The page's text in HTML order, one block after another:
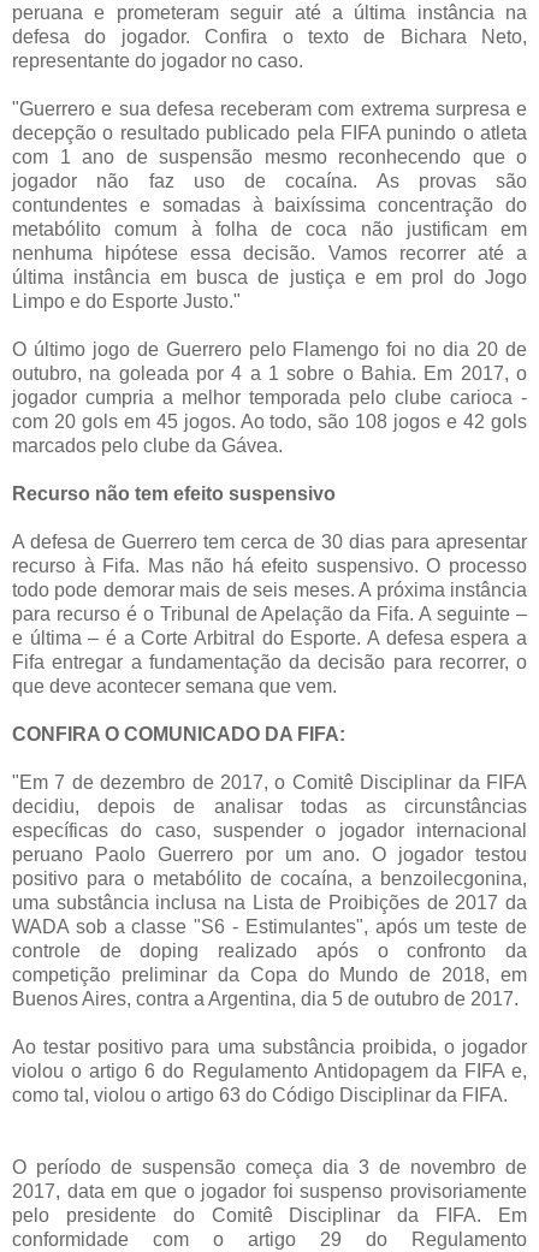
peruana e prometeram seguir até a última instância na
defesa do jogador. Confira o texto de Bichara Neto,
representante do jogador no caso.
"Guerrero e sua defesa receberam com extrema surpresa e
decepção o resultado publicado pela FIFA punindo o atleta
com 1 ano de suspensão mesmo reconhecendo que o
jogador não faz uso de cocaína. As provas são
contundentes e somadas à baixíssima concentração do
metabólito comum à folha de coca não justificam em
nenhuma hipótese essa decisão. Vamos recorrer até a
última instância em busca de justiça e em prol do Jogo
Limpo e do Esporte Justo."
O último jogo de Guerrero pelo Flamengo foi no dia 20 de
outubro, na goleada por 4 a 1 sobre o Bahia. Em 2017, o
jogador cumpria a melhor temporada pelo clube carioca -
com 20 gols em 45 jogos. Ao todo, são 108 jogos e 42 gols
marcados pelo clube da Gávea.
Recurso não tem efeito suspensivo
A defesa de Guerrero tem cerca de 30 dias para apresentar
recurso à Fifa. Mas não há efeito suspensivo. O processo
todo pode demorar mais de seis meses. A próxima instância
para recurso é o Tribunal de Apelação da Fifa. A seguinte –
e última – é a Corte Arbitral do Esporte. A defesa espera a
Fifa entregar a fundamentação da decisão para recorrer, o
que deve acontecer semana que vem.
CONFIRA O COMUNICADO DA FIFA:
"Em 7 de dezembro de 2017, o Comitê Disciplinar da FIFA
decidiu, depois de analisar todas as circunstâncias
específicas do caso, suspender o jogador internacional
peruano Paolo Guerrero por um ano. O jogador testou
positivo para o metabólito de cocaína, a benzoilecgonina,
uma substância inclusa na Lista de Proibições de 2017 da
WADA sob a classe "S6 - Estimulantes", após um teste de
controle de doping realizado após o confronto da
competição preliminar da Copa do Mundo de 2018, em
Buenos Aires, contra a Argentina, dia 5 de outubro de 2017.
Ao testar positivo para uma substância proibida, o jogador
violou o artigo 6 do Regulamento Antidopagem da FIFA e,
como tal, violou o artigo 63 do Código Disciplinar da FIFA.
O período de suspensão começa dia 3 de novembro de
2017, data em que o jogador foi suspenso provisoriamente
pelo presidente do Comitê Disciplinar da FIFA. Em
conformidade com o artigo 29 do Regulamento